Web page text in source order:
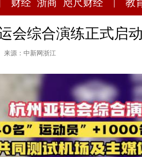
财经 浙商 咫尺财经 教
运会综合演练正式启
来源：中新网浙江